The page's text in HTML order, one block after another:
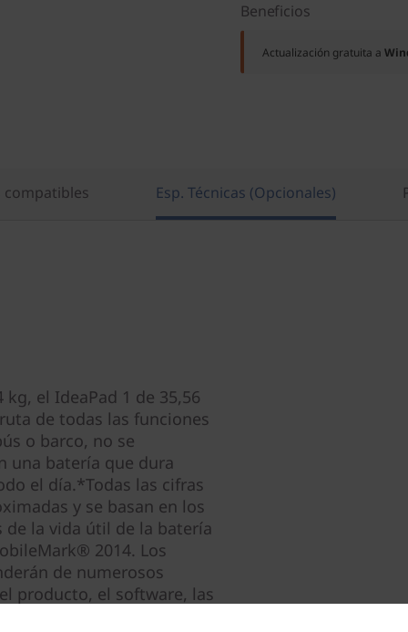
Beneficios
Actualización gratuita a
compatibles Esp. Técnicas (Opcionales)
kg, el IdeaPad 1 de 35,56
de todas las funciones
o barco, no se
una batería que dura
el día.*Todas las cifras
y se basan en los
de la vida útil de la batería
2014. Los
de numerosos
producto, el software, las
inalámbrica, los